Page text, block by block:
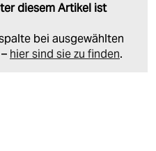
diesem Artikel ist
bei ausgewählten
hier sind sie zu finden.